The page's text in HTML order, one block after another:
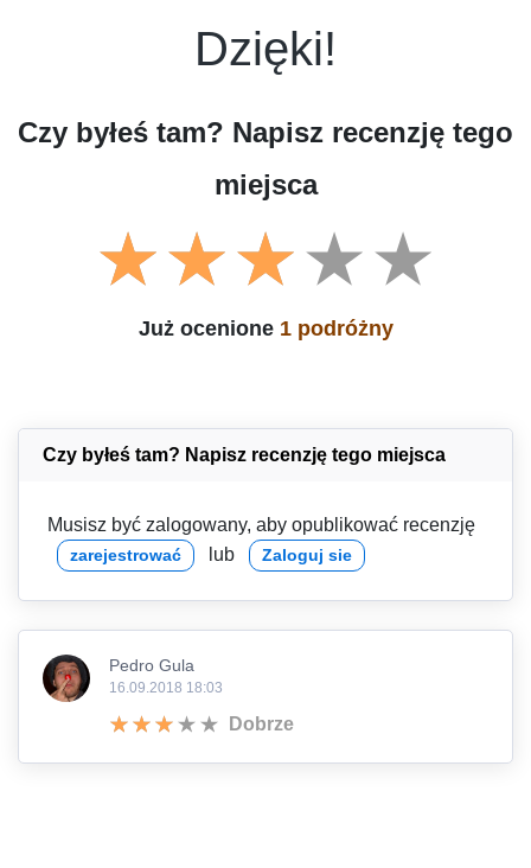
Dzięki!
Czy byłeś tam? Napisz recenzję tego
miejsca
Już ocenione 1 podróżny
Czy byłeś tam? Napisz recenzję tego miejsca
Musisz być zalogowany, aby opublikować recenzję
zarejestrować lub Zaloguj sie
Pedro Gula
16.09.2018 18:03
Dobrze